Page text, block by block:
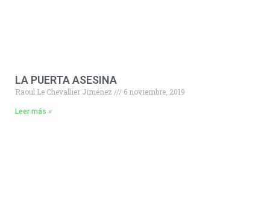
LA PUERTA ASESINA
Raoul Le Chevallier Jiménez 6 noviembre, 2019
Leer más »